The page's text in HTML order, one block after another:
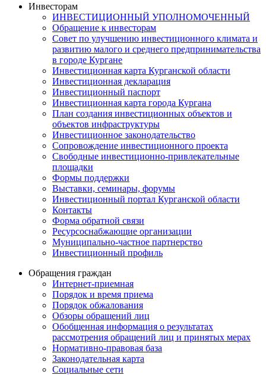
Инвесторам
ИНВЕСТИЦИОННЫЙ УПОЛНОМОЧЕННЫЙ
Обращение к инвесторам
Совет по улучшению инвестиционного климата и
развитию малого и среднего предпринимательства
в городе Кургане
Инвестиционная карта Курганской области
Инвестиционная декларация
Инвестиционный паспорт
Инвестиционная карта города Кургана
План создания инвестиционных объектов и
объектов инфраструктуры
Инвестиционное законодательство
Сопровождение инвестиционного проекта
Свободные инвестиционно-привлекательные
площадки
Формы поддержки
Выставки, семинары, форумы
Инвестиционный портал Курганской области
Контакты
Форма обратной связи
Ресурсоснабжающие организации
Муниципально-частное партнерство
Инвестиционный профиль
Обращения граждан
Интернет-приемная
Порядок и время приема
Порядок обжалования
Обзоры обращений лиц
Обобщенная информация о результатах
рассмотрения обращений лиц и принятых мерах
Нормативно-правовая база
Законодательная карта
Социальные сети